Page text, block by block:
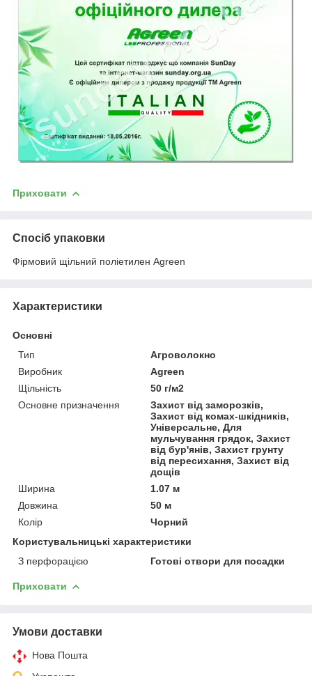
Приховати
Спосіб упаковки
Фірмовий щільний поліетилен Agreen
Характеристики
Основні
Тип
Агроволокно
Виробник
Agreen
Щільність
50 г/м2
Основне призначення
Захист від заморозків,
Захист від комах-шкідників,
Універсальне, Для
мульчування грядок, Захист
від бур'янів, Захист грунту
від пересихання, Захист від
дощів
Ширина
1.07 м
Довжина
50 м
Колір
Чорний
Користувальницькі характеристики
З перфорацією
Готові отвори для посадки
Приховати
Умови доставки
Нова Пошта